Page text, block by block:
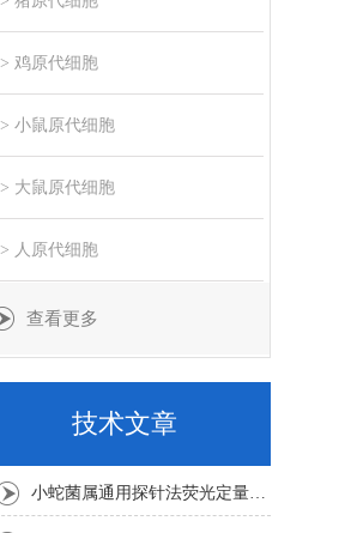
> 鸡原代细胞
> 小鼠原代细胞
> 大鼠原代细胞
> 人原代细胞
查看更多
技术文章
小蛇菌属通用探针法荧光定量PCR试剂盒实验注意事项